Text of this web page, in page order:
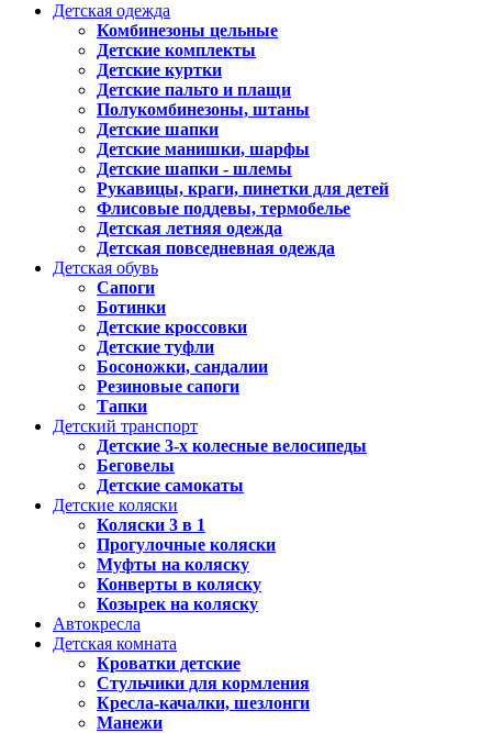
Детская одежда
Комбинезоны цельные
Детские комплекты
Детские куртки
Детские пальто и плащи
Полукомбинезоны, штаны
Детские шапки
Детские манишки, шарфы
Детские шапки - шлемы
Рукавицы, краги, пинетки для детей
Флисовые поддевы, термобелье
Детская летняя одежда
Детская повседневная одежда
Детская обувь
Сапоги
Ботинки
Детские кроссовки
Детские туфли
Босоножки, сандалии
Резиновые сапоги
Тапки
Детский транспорт
Детские 3-х колесные велосипеды
Беговелы
Детские самокаты
Детские коляски
Коляски 3 в 1
Прогулочные коляски
Муфты на коляску
Конверты в коляску
Козырек на коляску
Автокресла
Детская комната
Кроватки детские
Стульчики для кормления
Кресла-качалки, шезлонги
Манежи